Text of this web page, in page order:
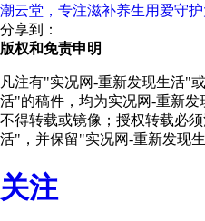
潮云堂，专注滋补养生用爱守
分享到：
版权和免责申明
凡注有"实况网-重新发现生活"
活"的稿件，均为实况网-重新
不得转载或镜像；授权转载必
活"，并保留"实况网-重新发现生
关注